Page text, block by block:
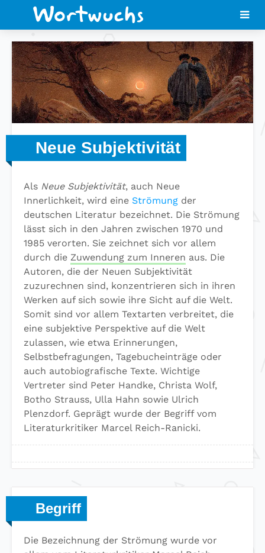
Neue Subjektivität
Als Neue Subjektivität, auch Neue
Innerlichkeit, wird eine Strömung der
deutschen Literatur bezeichnet. Die Strömung
lässt sich in den Jahren zwischen 1970 und
1985 verorten. Sie zeichnet sich vor allem
durch die Zuwendung zum Inneren aus. Die
Autoren, die der Neuen Subjektivität
zuzurechnen sind, konzentrieren sich in ihren
Werken auf sich sowie ihre Sicht auf die Welt.
Somit sind vor allem Textarten verbreitet, die
eine subjektive Perspektive auf die Welt
zulassen, wie etwa Erinnerungen,
Selbstbefragungen, Tagebucheinträge oder
auch autobiografische Texte. Wichtige
Vertreter sind Peter Handke, Christa Wolf,
Botho Strauss, Ulla Hahn sowie Ulrich
Plenzdorf. Geprägt wurde der Begriff vom
Literaturkritiker Marcel Reich-Ranicki.
Begriff
Die Bezeichnung der Strömung wurde vor